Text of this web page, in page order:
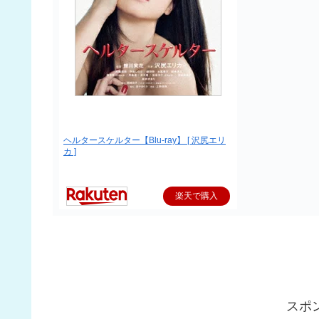
ヘルタースケルター【Blu-ray】 [ 沢尻エリ
カ ]
楽天で購入
スポ